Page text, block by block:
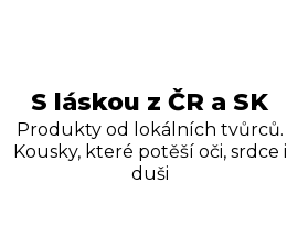
S láskou z ČR a SK
Produkty od lokálních tvůrců.
Kousky, které potěší oči, srdce i
duši